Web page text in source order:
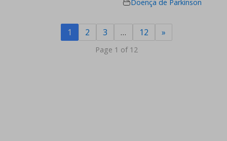
Doença de Parkinson
1 2 3 … 12 »
Page 1 of 12